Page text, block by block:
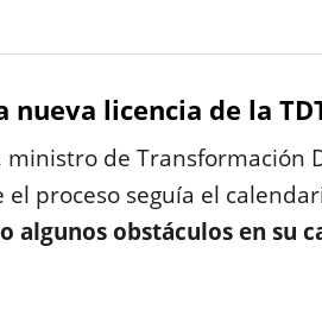
licencia de la
de Transformación
proceso seguía el
obstáculos en su